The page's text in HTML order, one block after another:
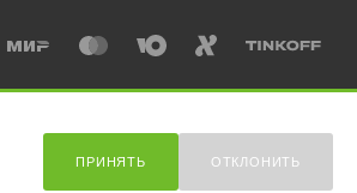
ПРИНЯТЬ ОТКЛОНИТЬ